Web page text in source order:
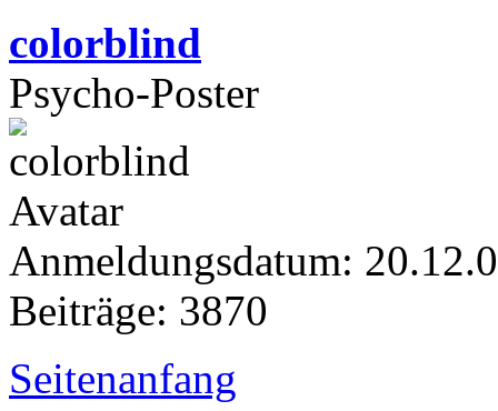
colorblind
Psycho-Poster
Anmeldungsdatum:
Beiträge: 3870
Seitenanfang